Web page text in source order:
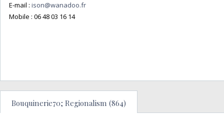
E-mail : ison@wanadoo.fr
Mobile : 06 48 03 16 14
Bouquinerie70; Regionalism (864)